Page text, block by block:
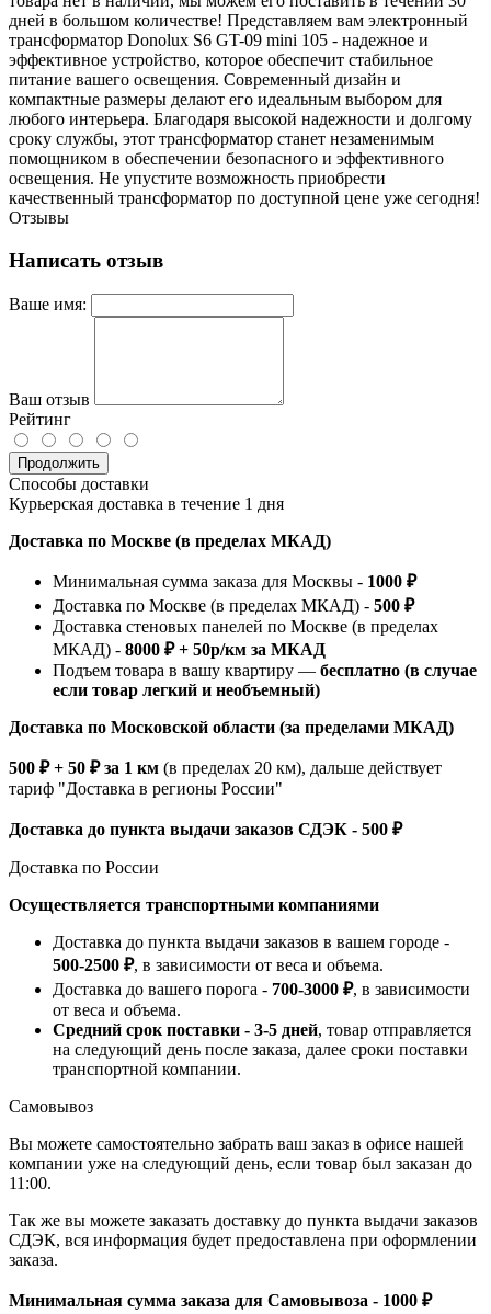
дней в большом количестве! Представляем вам электронный
трансформатор Donolux S6 GT-09 mini 105 - надежное и
эффективное устройство, которое обеспечит стабильное
питание вашего освещения. Современный дизайн и
компактные размеры делают его идеальным выбором для
любого интерьера. Благодаря высокой надежности и долгому
сроку службы, этот трансформатор станет незаменимым
помощником в обеспечении безопасного и эффективного
освещения. Не упустите возможность приобрести
качественный трансформатор по доступной цене уже сегодня!
Отзывы
Написать отзыв
Ваше имя:
Ваш отзыв
Рейтинг
Продолжить
Способы доставки
Курьерская доставка в течение 1 дня
Доставка по Москве (в пределах МКАД)
Минимальная сумма заказа для Москвы - 1000 ₽
Доставка по Москве (в пределах МКАД) - 500 ₽
Доставка стеновых панелей по Москве (в пределах
МКАД) - 8000 ₽ + 50р/км за МКАД
Подъем товара в вашу квартиру — бесплатно (в случае
если товар легкий и необъемный)
Доставка по Московской области (за пределами МКАД)
500 ₽ + 50 ₽ за 1 км (в пределах 20 км), дальше действует
тариф "Доставка в регионы России"
Доставка до пункта выдачи заказов СДЭК - 500 ₽
Доставка по России
Осуществляется транспортными компаниями
Доставка до пункта выдачи заказов в вашем городе -
500-2500 ₽, в зависимости от веса и объема.
Доставка до вашего порога - 700-3000 ₽, в зависимости
от веса и объема.
Средний срок поставки - 3-5 дней, товар отправляется
на следующий день после заказа, далее сроки поставки
транспортной компании.
Самовывоз
Вы можете самостоятельно забрать ваш заказ в офисе нашей
компании уже на следующий день, если товар был заказан до
11:00.
Так же вы можете заказать доставку до пункта выдачи заказов
СДЭК, вся информация будет предоставлена при оформлении
заказа.
Минимальная сумма заказа для Самовывоза - 1000 ₽